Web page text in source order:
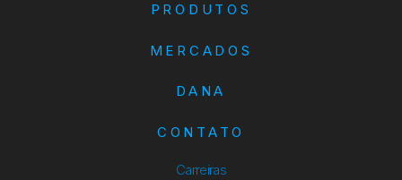
PRODUTOS
MERCADOS
DANA
CONTATO
Carreiras